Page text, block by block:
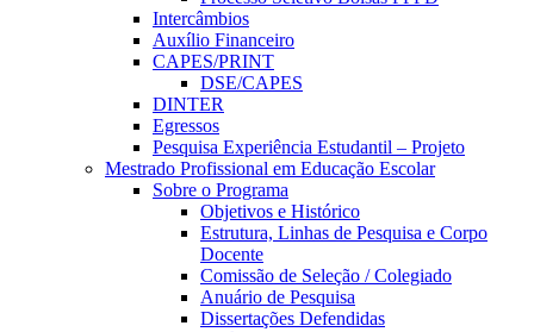
Intercâmbios
Auxílio Financeiro
CAPES/PRINT
DSE/CAPES
DINTER
Egressos
Pesquisa Experiência Estudantil – Projeto
Mestrado Profissional em Educação Escolar
Sobre o Programa
Objetivos e Histórico
Estrutura, Linhas de Pesquisa e Corpo
Docente
Comissão de Seleção / Colegiado
Anuário de Pesquisa
Dissertações Defendidas